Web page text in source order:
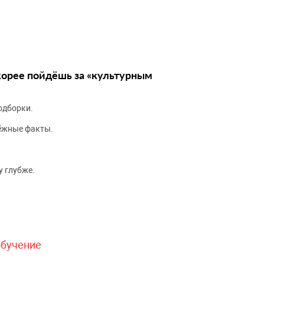
пойдёшь за «культурным
факты.
глубже.